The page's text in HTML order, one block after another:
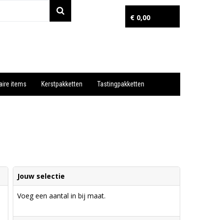
€ 0,00
items Kerstpakketten Tastingpakketten
Jouw selectie
Voeg een aantal in bij maat.